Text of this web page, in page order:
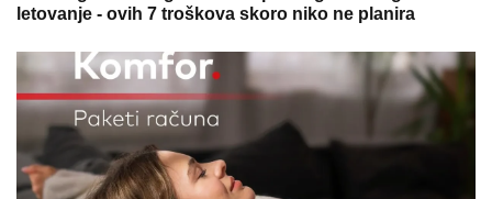
letovanje - ovih 7 troškova skoro niko ne planira